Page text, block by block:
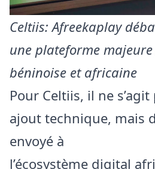
Celtiis: Afreekaplay
une plateforme
béninoise et africaine
Pour Celtiis, il ne
ajout technique, mais
envoyé à
l’écosystème digital